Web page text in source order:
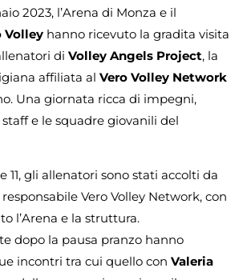
2023, l’Arena di Monza e il
Volley hanno ricevuto la gradita visita
di Volley Angels Project, la
affiliata al Vero Volley Network
Una giornata ricca di impegni,
e le squadre giovanili del
11, gli allenatori sono stati accolti da
responsabile Vero Volley Network, con
l’Arena e la struttura.
dopo la pausa pranzo hanno
incontri tra cui quello con Valeria